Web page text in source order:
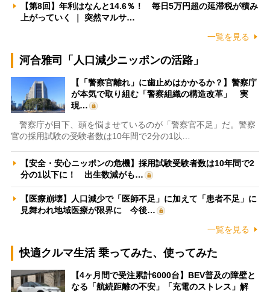
【第8回】年利はなんと14.6％！ 毎日5万円超の延滞税が積み
上がっていく ｜ 突然マルサ…
一覧を見る
河合雅司「人口減少ニッポンの活路」
【「警察官離れ」に歯止めはかかるか？】警察庁
が本気で取り組む「警察組織の構造改革」 実
現…
警察庁が目下、頭を悩ませているのが「警察官不足」だ。警察
官の採用試験の受験者数は10年間で2分の1以…
【安全・安心ニッポンの危機】採用試験受験者数は10年間で2
分の1以下に！ 出生数減がも…
【医療崩壊】人口減少で「医師不足」に加えて「患者不足」に
見舞われ地域医療が限界に 今後…
一覧を見る
快適クルマ生活 乗ってみた、使ってみた
【4ヶ月間で受注累計6000台】BEV普及の障壁と
なる「航続距離の不安」「充電のストレス」解